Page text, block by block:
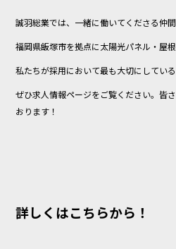
誠羽総業では、一緒に働いてくださる仲
福岡県飯塚市を拠点に太陽光パネル・屋根
私たちが採用において最も大切にしている
ぜひ求人情報ページをご覧ください。皆
おります！
詳しくはこちらから！